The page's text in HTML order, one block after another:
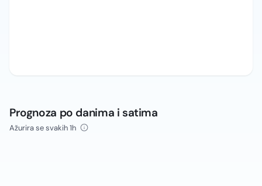
Prognoza po danima i satima
Ažurira se svakih 1h